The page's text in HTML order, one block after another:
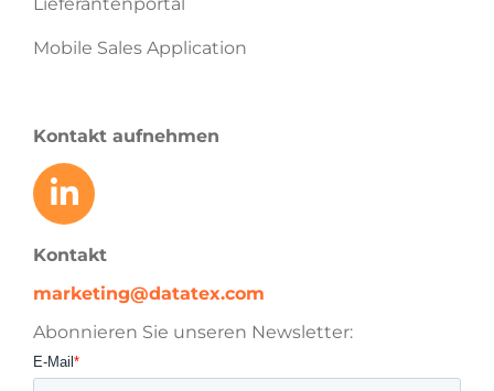
Mobile Sales Application
Kontakt aufnehmen
Kontakt
marketing@datatex.com
Abonnieren Sie unseren Newsletter: